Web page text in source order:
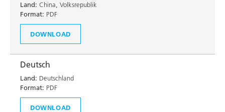
Land: China, Volksrepublik
Format: PDF
DOWNLOAD
Deutsch
Land: Deutschland
Format: PDF
DOWNLOAD